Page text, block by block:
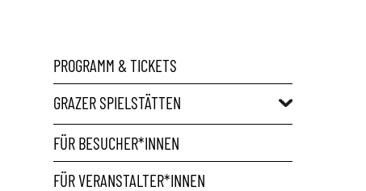
PROGRAMM & TICKETS
GRAZER SPIELSTÄTTEN
FÜR BESUCHER*INNEN
FÜR VERANSTALTER*INNEN